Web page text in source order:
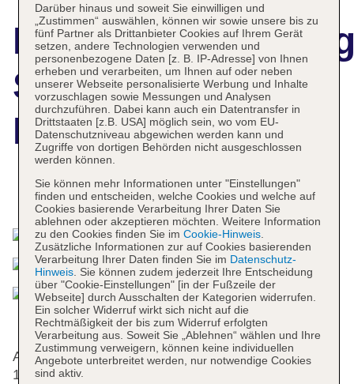
Sheraton
Bratislava Hotel
Das bietet Ihre Unterkunft
Auf die Gäste warten 23 Suiten, 143 Einzel- und
186 Doppelzimmer, die sich auf zwei 9-stöckige
Darüber hinaus und soweit Sie einwilligen und
„Zustimmen“ auswählen, können wir sowie unsere bis zu
fünf Partner als Drittanbieter Cookies auf Ihrem Gerät
setzen, andere Technologien verwenden und
personenbezogene Daten [z. B. IP-Adresse] von Ihnen
erheben und verarbeiten, um Ihnen auf oder neben
unserer Webseite personalisierte Werbung und Inhalte
vorzuschlagen sowie Messungen und Analysen
durchzuführen. Dabei kann auch ein Datentransfer in
Drittstaaten [z.B. USA] möglich sein, wo vom EU-
Datenschutzniveau abgewichen werden kann und
Zugriffe von dortigen Behörden nicht ausgeschlossen
werden können.
Sie können mehr Informationen unter "Einstellungen"
finden und entscheiden, welche Cookies und welche auf
Cookies basierende Verarbeitung Ihrer Daten Sie
ablehnen oder akzeptieren möchten. Weitere Information
zu den Cookies finden Sie im Cookie-Hinweis.
Zusätzliche Informationen zur auf Cookies basierenden
Verarbeitung Ihrer Daten finden Sie im Datenschutz-
Hinweis. Sie können zudem jederzeit Ihre Entscheidung
über "Cookie-Einstellungen" [in der Fußzeile der
Webseite] durch Ausschalten der Kategorien widerrufen.
Ein solcher Widerruf wirkt sich nicht auf die
Rechtmäßigkeit der bis zum Widerruf erfolgten
Verarbeitung aus. Soweit Sie „Ablehnen“ wählen und Ihre
Zustimmung verweigern, können keine individuellen
Angebote unterbreitet werden, nur notwendige Cookies
sind aktiv.